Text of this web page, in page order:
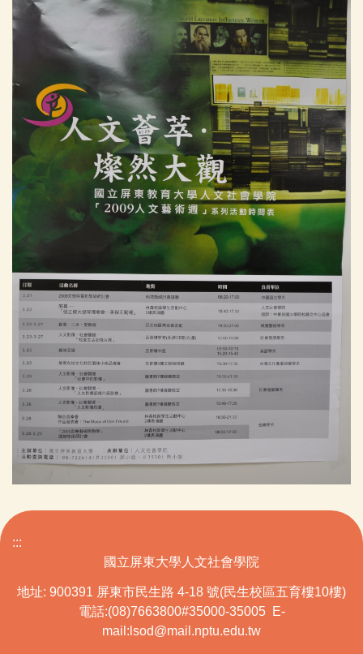
:::
國立屏東大學人文社會學院
地址: 900391 屏東市民生路 4-18 號(民生校區五育樓10樓)
電話:(08)7663800#35000-35005 E-
mail:lsod@mail.nptu.edu.tw